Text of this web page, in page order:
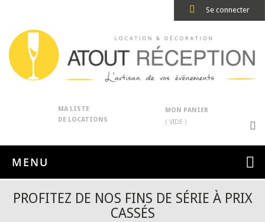
Se connecter
MA LISTE
DE LOCATIONS
MON PANIER
( VIDE )
MENU
PROFITEZ DE NOS FINS DE SÉRIE À PRIX
CASSÉS